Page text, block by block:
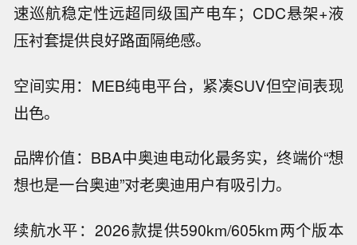
速巡航稳定性远超同级国产电车；CDC悬架+液
压衬套提供良好路面隔绝感。
空间实用：MEB纯电平台，紧凑SUV但空间表现
出色。
品牌价值：BBA中奥迪电动化最务实，终端价“想
想也是一台奥迪”对老奥迪用户有吸引力。
续航水平：2026款提供590km/605km两个版本